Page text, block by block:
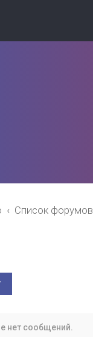
Список форумов
нет сообщений.